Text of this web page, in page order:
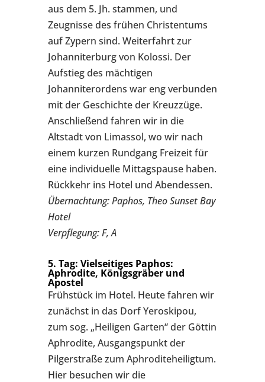
aus dem 5. Jh. stammen, und
Zeugnisse des frühen Christentums
auf Zypern sind. Weiterfahrt zur
Johanniterburg von Kolossi. Der
Aufstieg des mächtigen
Johanniterordens war eng verbunden
mit der Geschichte der Kreuzzüge.
Anschließend fahren wir in die
Altstadt von Limassol, wo wir nach
einem kurzen Rundgang Freizeit für
eine individuelle Mittagspause haben.
Rückkehr ins Hotel und Abendessen.
Übernachtung: Paphos, Theo Sunset Bay
Hotel
Verpflegung: F, A
5. Tag: Vielseitiges Paphos:
Aphrodite, Königsgräber und
Apostel
Frühstück im Hotel. Heute fahren wir
zunächst in das Dorf Yeroskipou,
zum sog. „Heiligen Garten“ der Göttin
Aphrodite, Ausgangspunkt der
Pilgerstraße zum Aphroditeheiligtum.
Hier besuchen wir die